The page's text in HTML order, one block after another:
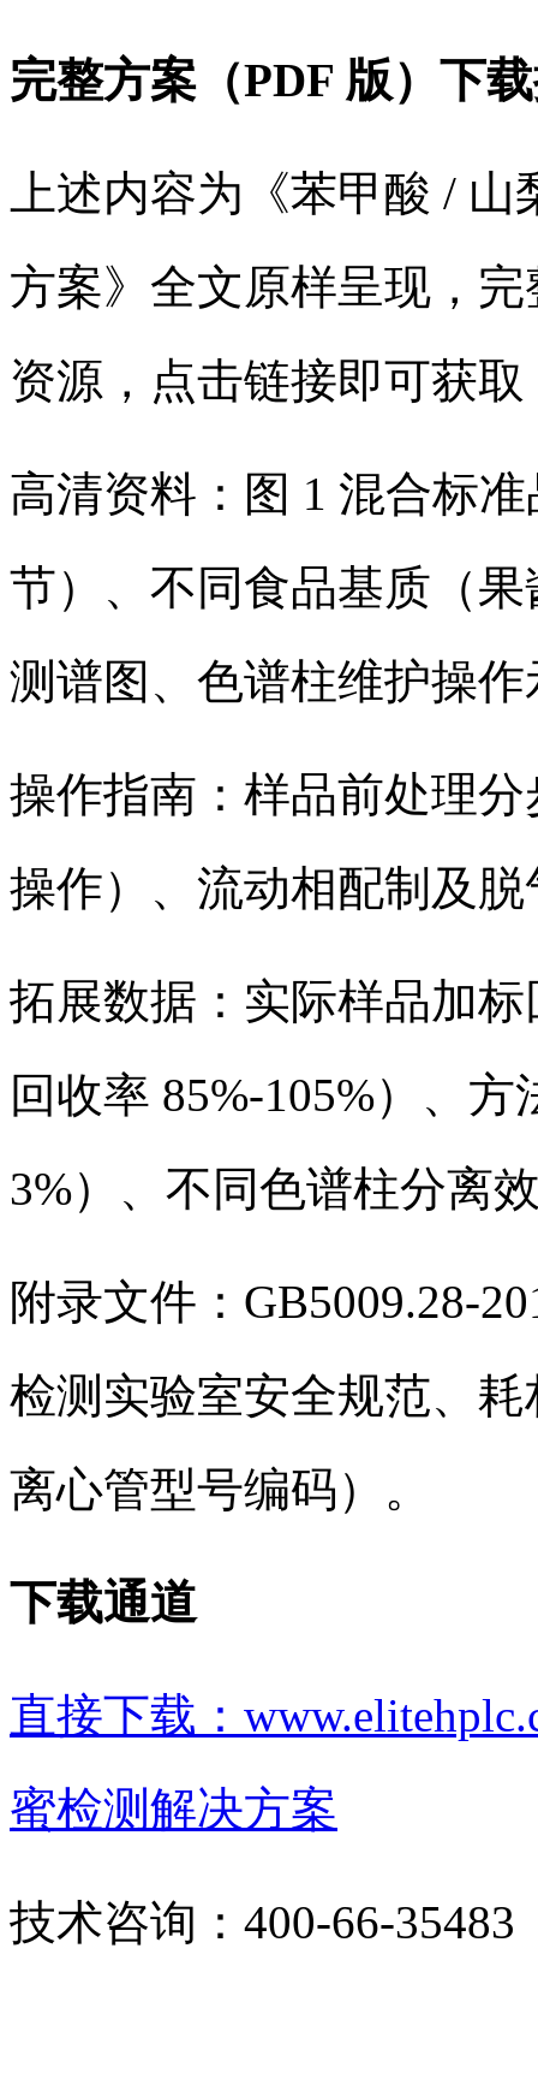
完整方案（PDF 版）下
上述内容为《苯甲酸 /
方案》全文原样呈现，
资源，点击链接即可获取
高清资料：图 1 混合标
节）、不同食品基质（
测谱图、色谱柱维护操
操作指南：样品前处理
操作）、流动相配制及
拓展数据：实际样品加
回收率 85%-105%）、
3%）、不同色谱柱分离
附录文件：GB5009.28-
检测实验室安全规范、
离心管型号编码）。
下载通道
直接下载：
蜜检测解决方案
技术咨询：400-66-35483